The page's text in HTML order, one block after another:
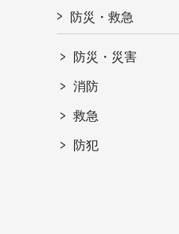
防災・救急
防災・災害
消防
救急
防犯